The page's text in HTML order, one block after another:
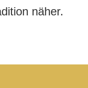
näher.